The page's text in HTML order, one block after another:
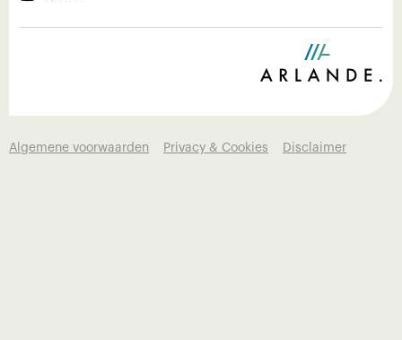
Algemene voorwaarden Privacy & Cookies Disclaimer